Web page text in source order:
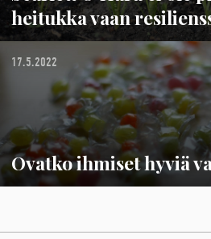
heitukka vaan
17.5.2022
Ovatko ihmiset hyviä